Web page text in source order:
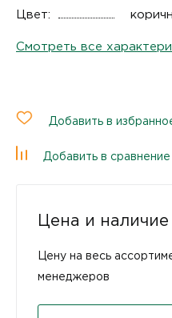
Цвет:
Смотреть все
Добавить в
Добавить в сравнение
Цена и
Цену на весь
менеджеров